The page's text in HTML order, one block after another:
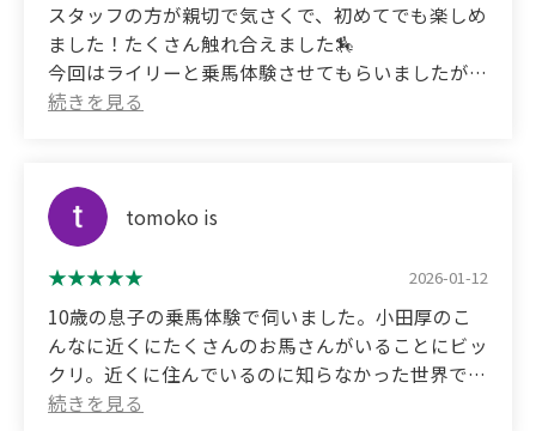
took loads of photos and videos.
My friend was so happy, and since this year is the
Year of the Horse, it was worth the trip. I was so
happy!
come back again for more healing.
Thank you so much!!
わいながら、ゆっくり歩いたり方向転換してみた
り、最後は少しだけ走る感覚も味わせていただき、
あっという間の楽しい乗馬体験が終了♪
本当に楽しくて居心地が良かったので、即その場
また可愛い馬さんと触れ合える日が来ると思うと今
から楽しみです。
(Translated by Google)
As the Year of the Horse approaches, I wanted to
make this year a year of becoming friends with
horses and deepening my bond with them, so I
スタッフの方が親切で気さくで、初めてでも楽しめ
ました！たくさん触れ合えました🏇
今回はライリーと乗馬体験させてもらいましたが、
とてもいい子で可愛かったです！
(Translated by Google)
The staff were kind and friendly, and even though
it was my first time, I enjoyed it! I got to interact
with the animals a lot! 🏇
This time, I got to ride with Riley, and he was so
well behaved and adorable!
Afterwards, I was able to brush, feed, and take
photos, which was fun! ✨️
tomoko is
2026-01-12
10歳の息子の乗馬体験で伺いました。小田厚のこ
んなに近くにたくさんのお馬さんがいることにビッ
クリ。近くに住んでいるのに知らなかった世界でし
た。これまで乗馬体験はゼロの息子でしたが馬に興